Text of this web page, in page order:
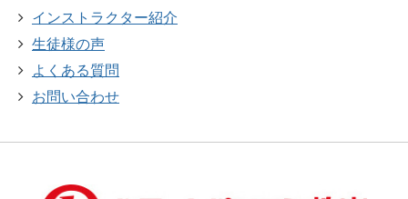
インストラクター紹介
生徒様の声
よくある質問
お問い合わせ